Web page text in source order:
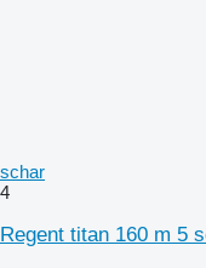
schar
4
Regent titan 160 m 5